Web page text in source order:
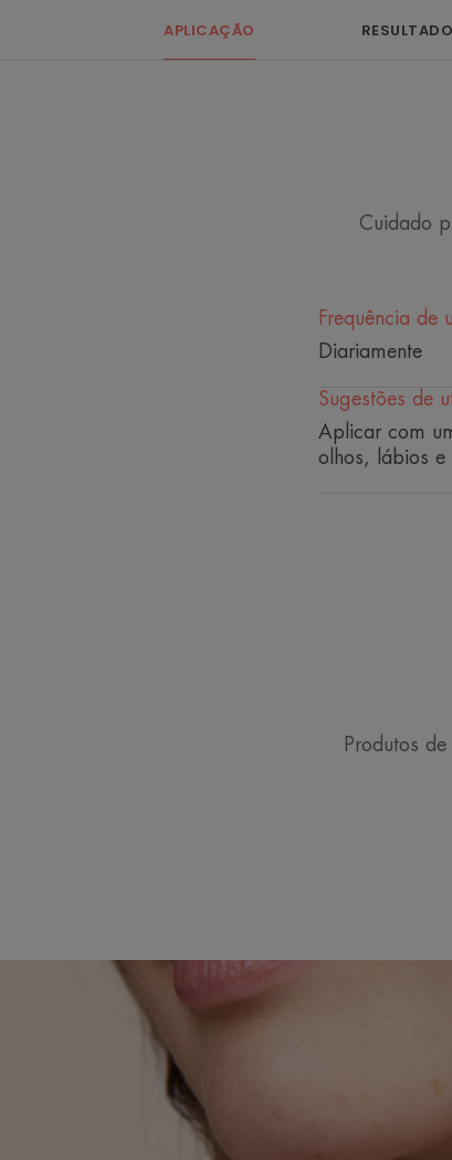
APLICAÇÃO
Cuidado
Frequência de
Diariamente
Sugestões de
Aplicar com
olhos, lábios e
Produtos